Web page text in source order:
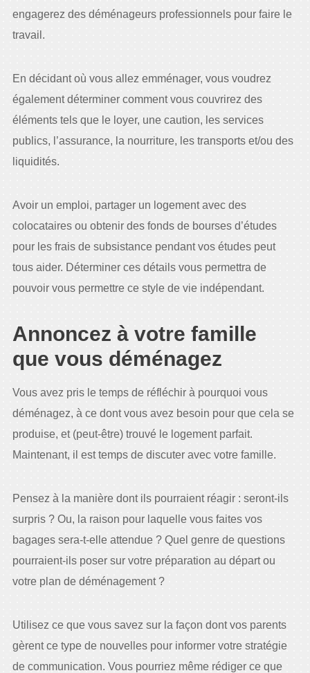
engagerez des déménageurs professionnels pour faire le
travail.
En décidant où vous allez emménager, vous voudrez
également déterminer comment vous couvrirez des
éléments tels que le loyer, une caution, les services
publics, l’assurance, la nourriture, les transports et/ou des
liquidités.
Avoir un emploi, partager un logement avec des
colocataires ou obtenir des fonds de bourses d’études
pour les frais de subsistance pendant vos études peut
tous aider. Déterminer ces détails vous permettra de
pouvoir vous permettre ce style de vie indépendant.
Annoncez à votre famille
que vous déménagez
Vous avez pris le temps de réfléchir à pourquoi vous
déménagez, à ce dont vous avez besoin pour que cela se
produise, et (peut-être) trouvé le logement parfait.
Maintenant, il est temps de discuter avec votre famille.
Pensez à la manière dont ils pourraient réagir : seront-ils
surpris ? Ou, la raison pour laquelle vous faites vos
bagages sera-t-elle attendue ? Quel genre de questions
pourraient-ils poser sur votre préparation au départ ou
votre plan de déménagement ?
Utilisez ce que vous savez sur la façon dont vos parents
gèrent ce type de nouvelles pour informer votre stratégie
de communication. Vous pourriez même rédiger ce que